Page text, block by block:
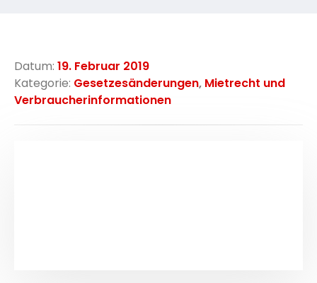
Datum: 19. Februar 2019
Kategorie: Gesetzesänderungen, Mietrecht und
Verbraucherinformationen